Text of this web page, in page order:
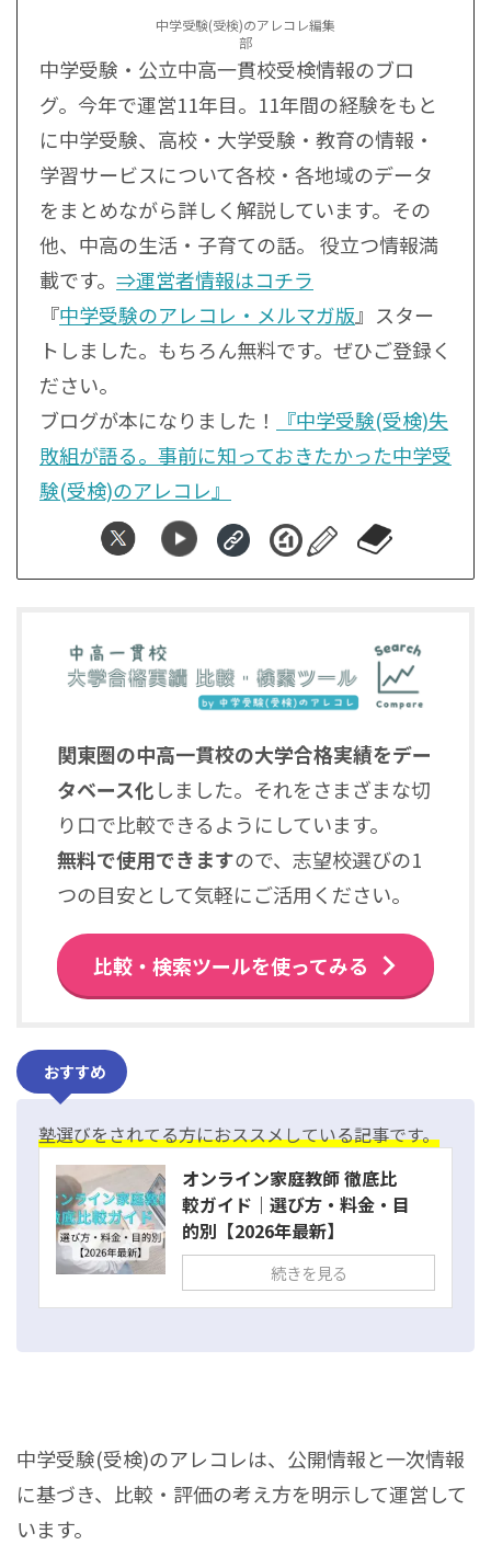
中学受験(受検)のアレコレ編集
部
中学受験・公立中高一貫校受検情報のブロ
グ。今年で運営11年目。11年間の経験をもと
に中学受験、高校・大学受験・教育の情報・
学習サービスについて各校・各地域のデータ
をまとめながら詳しく解説しています。その
他、中高の生活・子育ての話。 役立つ情報満
載です。 ⇒運営者情報はコチラ
『中学受験のアレコレ・メルマガ版』スター
トしました。もちろん無料です。ぜひご登録く
ださい。
ブログが本になりました！
『中学受験(受検)失
敗組が語る。事前に知っておきたかった中学受
験(受検)のアレコレ』
関東圏の中高一貫校の大学合格実績をデー
タベース化しました。それをさまざまな切
り口で比較できるようにしています。
無料で使用できますので、志望校選びの1
つの目安として気軽にご活用ください。
比較・検索ツールを使ってみる
おすすめ
塾選びをされてる方におススメしている記事です。
オンライン家庭教師 徹底比
較ガイド｜選び方・料金・目
的別【2026年最新】
続きを見る
中学受験(受検)のアレコレは、公開情報と一次情報
に基づき、比較・評価の考え方を明示して運営して
います。